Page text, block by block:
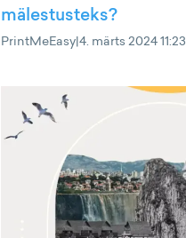
mälestusteks?
PrintMeEasy|4. märts 2024 11:23